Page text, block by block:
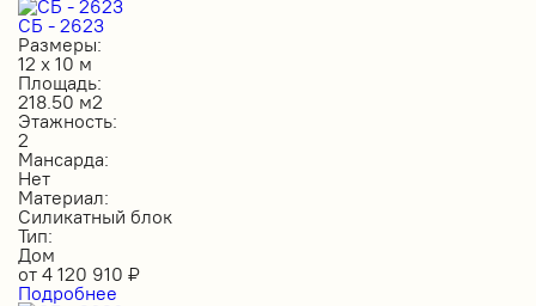
СБ - 2623
Размеры:
12 х 10 м
Площадь:
218.50 м2
Этажность:
2
Мансарда:
Нет
Материал:
Силикатный блок
Тип:
Дом
от 4 120 910 ₽
Подробнее